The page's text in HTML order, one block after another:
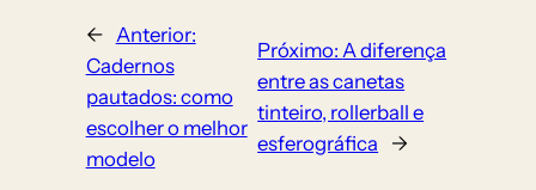
←
Anterior:
Cadernos
pautados: como
escolher o melhor
modelo
Próximo: A diferença
entre as canetas
tinteiro, rollerball e
esferográfica
→